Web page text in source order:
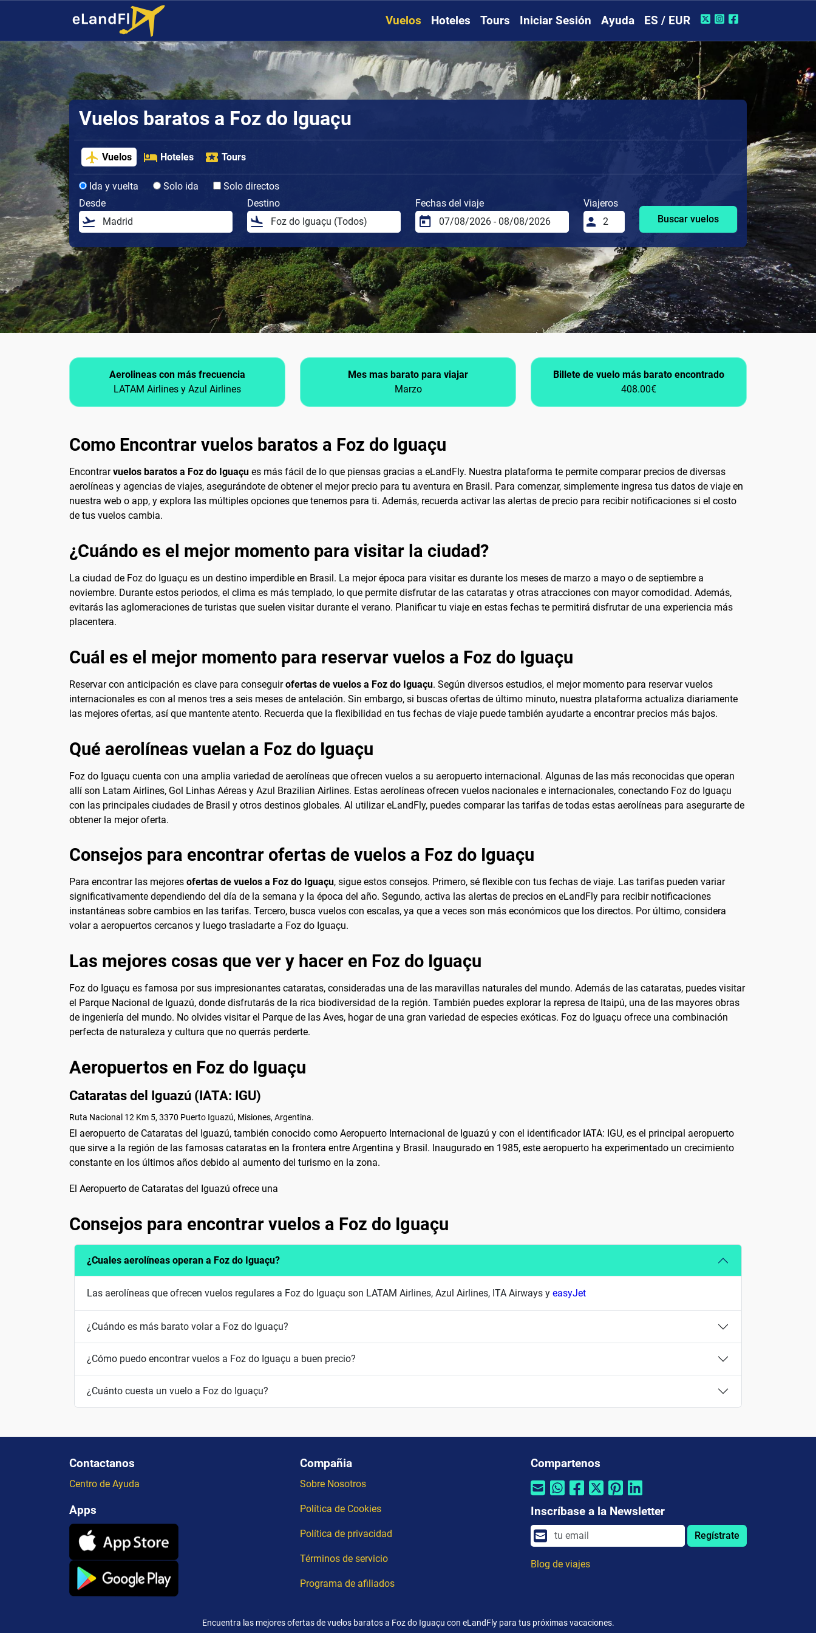
Vuelos Hoteles Tours Iniciar Sesión Ayuda ES / EUR
Vuelos baratos a Foz do Iguaçu
Vuelos Hoteles Tours
Ida y vuelta Solo ida
Solo directos
Desde
Destino Fechas del viaje
Viajeros
Buscar vuelos
Aerolineas con más frecuencia
LATAM Airlines y Azul Airlines
Mes mas barato para viajar
Marzo
Billete de vuelo más barato encontrado
408.00€
Como Encontrar vuelos baratos a Foz do Iguaçu
Encontrarvuelos baratos a Foz do Iguaçu es más fácil de lo que piensas gracias a eLandFly. Nuestra plataforma te permite comparar precios de diversas
aerolíneas y agencias de viajes, asegurándote de obtener el mejor precio para tu aventura en Brasil. Para comenzar, simplemente ingresa tus datos de viaje en
nuestra web o app, y explora las múltiples opciones que tenemos para ti. Además, recuerda activar las alertas de precio para recibir notificaciones si el costo
de tus vuelos cambia.
¿Cuándo es el mejor momento para visitar la ciudad?
La ciudad de Foz do Iguaçu es un destino imperdible en Brasil. La mejor época para visitar es durante los meses de marzo a mayo o de septiembre a
noviembre. Durante estos periodos, el clima es más templado, lo que permite disfrutar de las cataratas y otras atracciones con mayor comodidad. Además,
evitarás las aglomeraciones de turistas que suelen visitar durante el verano. Planificar tu viaje en estas fechas te permitirá disfrutar de una experiencia más
placentera.
Cuál es el mejor momento para reservar vuelos a Foz do Iguaçu
Reservar con anticipación es clave para conseguirofertas de vuelos a Foz do Iguaçu. Según diversos estudios, el mejor momento para reservar vuelos
internacionales es con al menos tres a seis meses de antelación. Sin embargo, si buscas ofertas de último minuto, nuestra plataforma actualiza diariamente
las mejores ofertas, así que mantente atento. Recuerda que la flexibilidad en tus fechas de viaje puede también ayudarte a encontrar precios más bajos.
Qué aerolíneas vuelan a Foz do Iguaçu
Foz do Iguaçu cuenta con una amplia variedad de aerolíneas que ofrecen vuelos a su aeropuerto internacional. Algunas de las más reconocidas que operan
allí son Latam Airlines, Gol Linhas Aéreas y Azul Brazilian Airlines. Estas aerolíneas ofrecen vuelos nacionales e internacionales, conectando Foz do Iguaçu
con las principales ciudades de Brasil y otros destinos globales. Al utilizar eLandFly, puedes comparar las tarifas de todas estas aerolíneas para asegurarte de
obtener la mejor oferta.
Consejos para encontrar ofertas de vuelos a Foz do Iguaçu
Para encontrar las mejores ofertas de vuelos a Foz do Iguaçu, sigue estos consejos. Primero, sé flexible con tus fechas de viaje. Las tarifas pueden variar
significativamente dependiendo del día de la semana y la época del año. Segundo, activa las alertas de precios en eLandFly para recibir notificaciones
instantáneas sobre cambios en las tarifas. Tercero, busca vuelos con escalas, ya que a veces son más económicos que los directos. Por último, considera
volar a aeropuertos cercanos y luego trasladarte a Foz do Iguaçu.
Las mejores cosas que ver y hacer en Foz do Iguaçu
Foz do Iguaçu es famosa por sus impresionantes cataratas, consideradas una de las maravillas naturales del mundo. Además de las cataratas, puedes visitar
el Parque Nacional de Iguazú, donde disfrutarás de la rica biodiversidad de la región. También puedes explorar la represa de Itaipú, una de las mayores obras
de ingeniería del mundo. No olvides visitar el Parque de las Aves, hogar de una gran variedad de especies exóticas. Foz do Iguaçu ofrece una combinación
perfecta de naturaleza y cultura que no querrás perderte.
Aeropuertos en Foz do Iguaçu
Cataratas del Iguazú (IATA: IGU)
Ruta Nacional 12 Km 5, 3370 Puerto Iguazú, Misiones, Argentina.
El aeropuerto de Cataratas del Iguazú, también conocido como Aeropuerto Internacional de Iguazú y con el identificador IATA: IGU, es el principal aeropuerto
que sirve a la región de las famosas cataratas en la frontera entre Argentina y Brasil. Inaugurado en 1985, este aeropuerto ha experimentado un crecimiento
constante en los últimos años debido al aumento del turismo en la zona.
El Aeropuerto de Cataratas del Iguazú ofrece una
Consejos para encontrar vuelos a Foz do Iguaçu
¿Cuales aerolíneas operan a Foz do Iguaçu?
Las aerolíneas que ofrecen vuelos regulares a Foz do Iguaçu son LATAM Airlines, Azul Airlines, ITA Airways y easyJet
¿Cuándo es más barato volar a Foz do Iguaçu?
¿Cómo puedo encontrar vuelos a Foz do Iguaçu a buen precio?
¿Cuánto cuesta un vuelo a Foz do Iguaçu?
Contactanos
Centro de Ayuda
Apps
Compañia
Sobre Nosotros
Política de Cookies
Política de privacidad
Términos de servicio
Programa de afiliados
Compartenos
Inscríbase a la Newsletter
Regístrate
Blog de viajes
Encuentra las mejores ofertas de vuelos baratos a Foz do Iguaçu con eLandFly para tus próximas vacaciones.